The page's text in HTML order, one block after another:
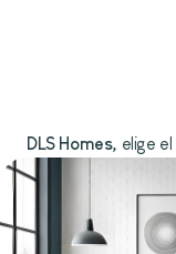
DLS Homes, elige el